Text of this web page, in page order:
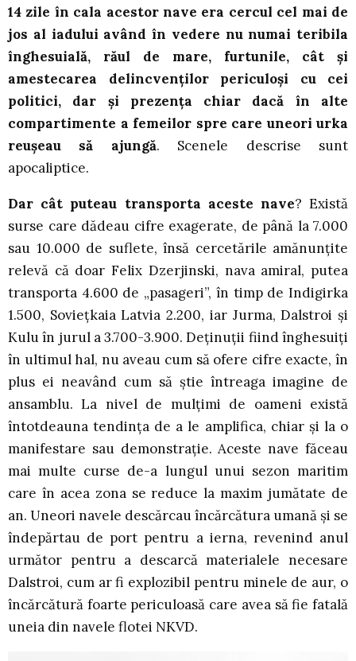
14 zile în cala acestor nave era cercul cel mai de
jos al iadului având în vedere nu numai teribila
înghesuială, răul de mare, furtunile, cât şi
amestecarea delincvenţilor periculoşi cu cei
politici, dar şi prezenţa chiar dacă în alte
compartimente a femeilor spre care uneori urka
reuşeau să ajungă. Scenele descrise sunt
apocaliptice.
Dar cât puteau transporta aceste nave? Există
surse care dădeau cifre exagerate, de până la 7.000
sau 10.000 de suflete, însă cercetările amănunţite
relevă că doar Felix Dzerjinski, nava amiral, putea
transporta 4.600 de „pasageri”, în timp de Indigirka
1.500, Sovieţkaia Latvia 2.200, iar Jurma, Dalstroi şi
Kulu în jurul a 3.700-3.900. Deţinuţii fiind înghesuiţi
în ultimul hal, nu aveau cum să ofere cifre exacte, în
plus ei neavând cum să ştie întreaga imagine de
ansamblu. La nivel de mulţimi de oameni există
întotdeauna tendinţa de a le amplifica, chiar şi la o
manifestare sau demonstraţie. Aceste nave făceau
mai multe curse de-a lungul unui sezon maritim
care în acea zona se reduce la maxim jumătate de
an. Uneori navele descărcau încărcătura umană şi se
îndepărtau de port pentru a ierna, revenind anul
următor pentru a descarcă materialele necesare
Dalstroi, cum ar fi explozibil pentru minele de aur, o
încărcătură foarte periculoasă care avea să fie fatală
uneia din navele flotei NKVD.